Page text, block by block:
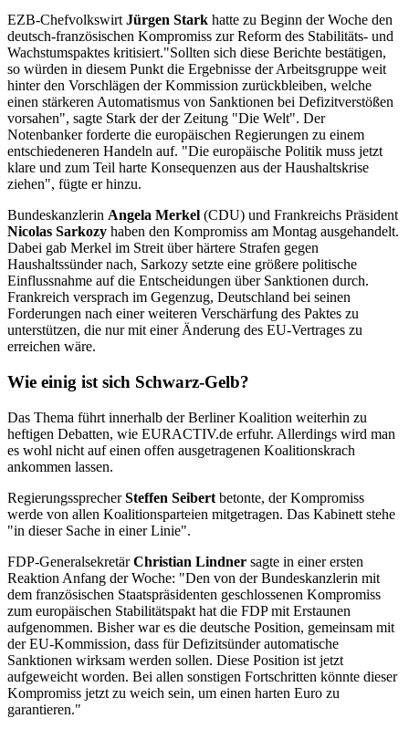
EZB-Chefvolkswirt Jürgen Stark hatte zu Beginn der Woche den
deutsch-französischen Kompromiss zur Reform des Stabilitäts- und
Wachstumspaktes kritisiert."Sollten sich diese Berichte bestätigen,
so würden in diesem Punkt die Ergebnisse der Arbeitsgruppe weit
hinter den Vorschlägen der Kommission zurückbleiben, welche
einen stärkeren Automatismus von Sanktionen bei Defizitverstößen
vorsahen", sagte Stark der der Zeitung "Die Welt". Der
Notenbanker forderte die europäischen Regierungen zu einem
entschiedeneren Handeln auf. "Die europäische Politik muss jetzt
klare und zum Teil harte Konsequenzen aus der Haushaltskrise
ziehen", fügte er hinzu.
Bundeskanzlerin Angela Merkel (CDU) und Frankreichs Präsident
Nicolas Sarkozy haben den Kompromiss am Montag ausgehandelt.
Dabei gab Merkel im Streit über härtere Strafen gegen
Haushaltssünder nach, Sarkozy setzte eine größere politische
Einflussnahme auf die Entscheidungen über Sanktionen durch.
Frankreich versprach im Gegenzug, Deutschland bei seinen
Forderungen nach einer weiteren Verschärfung des Paktes zu
unterstützen, die nur mit einer Änderung des EU-Vertrages zu
erreichen wäre.
Wie einig ist sich Schwarz-Gelb?
Das Thema führt innerhalb der Berliner Koalition weiterhin zu
heftigen Debatten, wie EURACTIV.de erfuhr. Allerdings wird man
es wohl nicht auf einen offen ausgetragenen Koalitionskrach
ankommen lassen.
RegierungssprecherSteffen Seibert betonte, der Kompromiss
werde von allen Koalitionsparteien mitgetragen. Das Kabinett stehe
"in dieser Sache in einer Linie".
FDP-GeneralsekretärChristian Lindner sagte in einer ersten
Reaktion Anfang der Woche: "Den von der Bundeskanzlerin mit
dem französischen Staatspräsidenten geschlossenen Kompromiss
zum europäischen Stabilitätspakt hat die FDP mit Erstaunen
aufgenommen. Bisher war es die deutsche Position, gemeinsam mit
der EU-Kommission, dass für Defizitsünder automatische
Sanktionen wirksam werden sollen. Diese Position ist jetzt
aufgeweicht worden. Bei allen sonstigen Fortschritten könnte dieser
Kompromiss jetzt zu weich sein, um einen harten Euro zu
garantieren."